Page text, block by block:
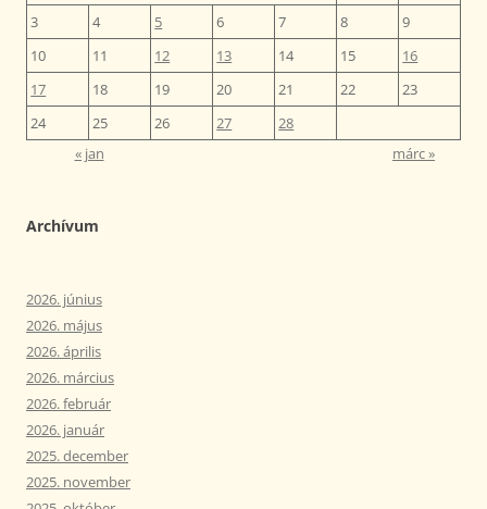
3
4 5 6 7 8
9
10
11 12 13 14 15
16
17
18 19 20 21 22
23
24
25 26 27
28
« jan
márc »
Archívum
2026. június
2026. május
2026. április
2026. március
2026. február
2026. január
2025. december
2025. november